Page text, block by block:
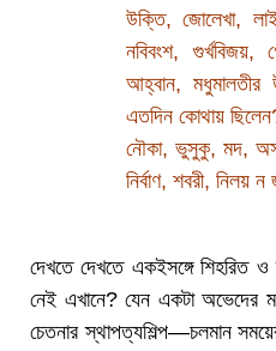
উক্তি, জোলেখা,
নবিবংশ, গুর্খবিজয়,
আহ্বান, মধুমালতীর
এতদিন কোথায়
নৌকা, ভুসুকু, মদ,
নির্বাণ, শবরী, নিলয় ন
দেখতে দেখতে একইসঙ্গে শিহরিত
নেই এখানে? যেন একটা অভেদের
চেতনার স্থাপত্যশিল্প—চলমান